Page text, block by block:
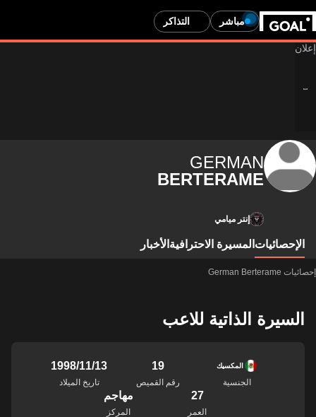
مباشر التذاكر
GERMAN
BERTERAME
إنتر ميامي
الإحصائيات المسيرة الاحترافية الأخبار
إحصائيات German Berterame
السيرة الذاتية للاعب
المكسيك
الجنسية
19
رقم القميص
13‏/11‏/1998
تاريخ الميلاد
27
العمر
مهاجم
المركز